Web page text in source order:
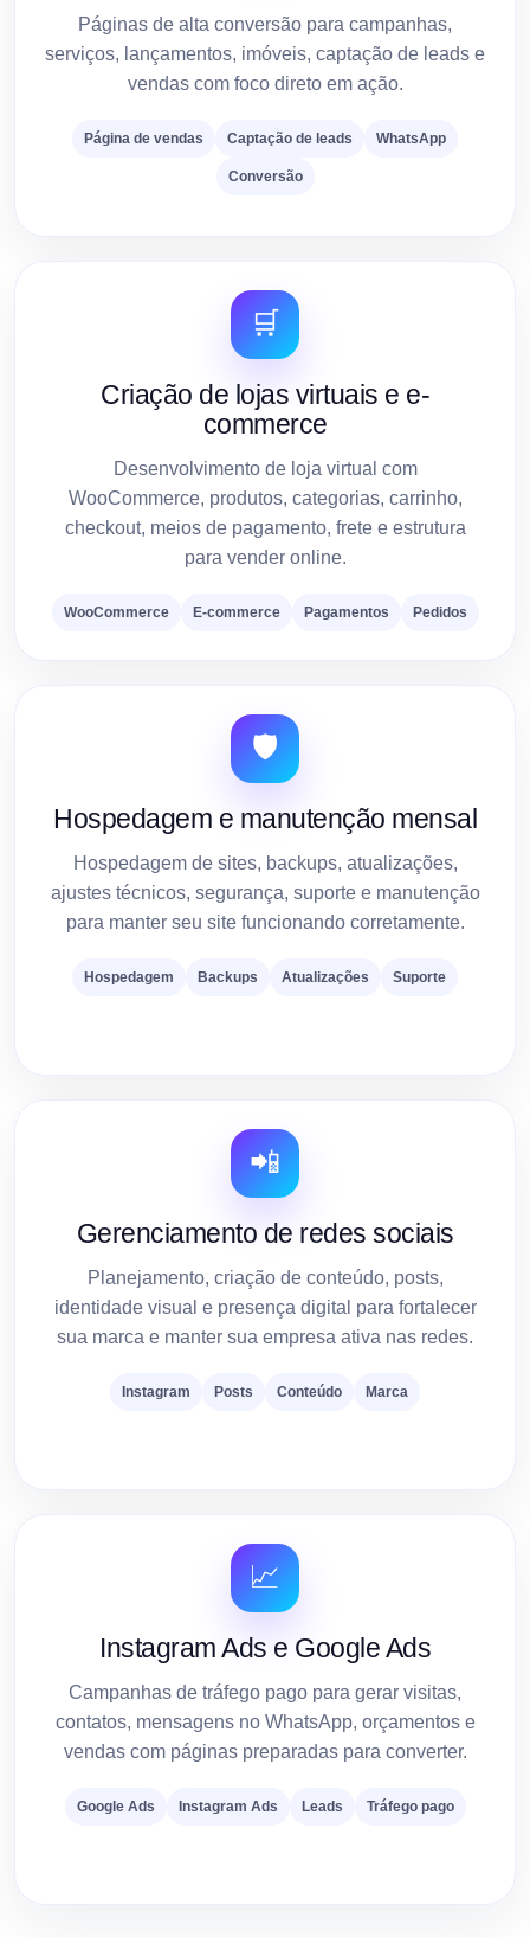
Páginas de alta conversão para campanhas,
serviços, lançamentos, imóveis, captação de leads e
vendas com foco direto em ação.
Página de vendas Captação de leads WhatsApp
Conversão
🛒
Criação de lojas virtuais e e-
commerce
Desenvolvimento de loja virtual com
WooCommerce, produtos, categorias, carrinho,
checkout, meios de pagamento, frete e estrutura
para vender online.
WooCommerce E-commerce Pagamentos Pedidos
🛡️
Hospedagem e manutenção mensal
Hospedagem de sites, backups, atualizações,
ajustes técnicos, segurança, suporte e manutenção
para manter seu site funcionando corretamente.
Hospedagem Backups Atualizações Suporte
📲
Gerenciamento de redes sociais
Planejamento, criação de conteúdo, posts,
identidade visual e presença digital para fortalecer
sua marca e manter sua empresa ativa nas redes.
Instagram Posts Conteúdo Marca
📈
Instagram Ads e Google Ads
Campanhas de tráfego pago para gerar visitas,
contatos, mensagens no WhatsApp, orçamentos e
vendas com páginas preparadas para converter.
Google Ads Instagram Ads Leads Tráfego pago